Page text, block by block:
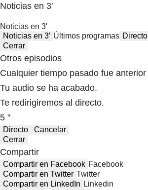
Noticias en 3′
Noticias en 3′
Noticias en 3′ Últimos programas Directo
Cerrar
Otros episodios
Cualquier tiempo pasado fue anterior
Tu audio se ha acabado.
Te redirigiremos al directo.
5 "
Directo
Cancelar
Cerrar
Compartir
Compartir en Facebook Facebook
Compartir en Twitter Twitter
Compartir en LinkedIn Linkedin